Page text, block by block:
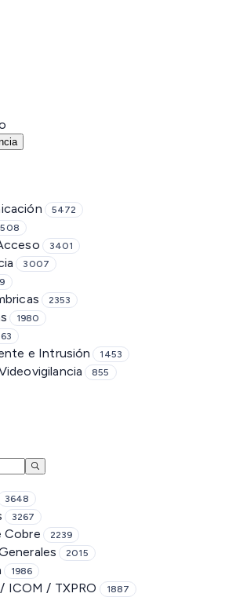
5472
3401
3007
2353
1980
e Intrusión 1453
855
3648
3267
Cobre 2239
2015
1986
ICOM / TXPRO 1887